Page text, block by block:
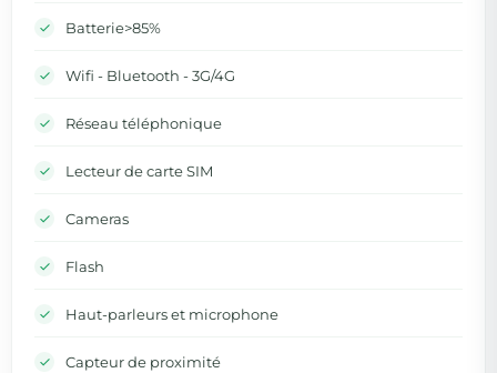
Batterie>85%
Wifi - Bluetooth - 3G/4G
Réseau téléphonique
Lecteur de carte SIM
Cameras
Flash
Haut-parleurs et microphone
Capteur de proximité